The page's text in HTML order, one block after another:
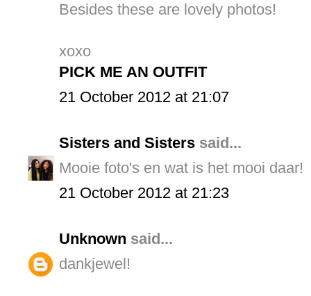
Besides these are lovely photos!
xoxo
PICK ME AN OUTFIT
21 October 2012 at 21:07
Sisters and Sisters said...
Mooie foto's en wat is het mooi daar!
21 October 2012 at 21:23
Unknown said...
dankjewel!